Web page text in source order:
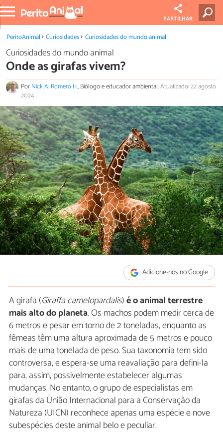
PARTILHAR
PeritoAnimal Curiosidades Curiosidades do mundo animal
Curiosidades do mundo animal
Onde as girafas vivem?
PorNick A. Romero H., Biólogo e educador ambiental.Atualizado: 22 agosto
2024
Adicione-nos no Google
A girafa (Giraffa camelopardalis)é o animal terrestre
mais alto do planeta. Os machos podem medir cerca de
6 metros e pesar em torno de 2 toneladas, enquanto as
fêmeas têm uma altura aproximada de 5 metros e pouco
mais de uma tonelada de peso. Sua taxonomia tem sido
controversa, e espera-se uma reavaliação para defini-la
para, assim, possivelmente estabelecer algumas
mudanças. No entanto, o grupo de especialistas em
girafas da União Internacional para a Conservação da
Natureza (UICN) reconhece apenas uma espécie e nove
subespécies deste animal belo e peculiar.